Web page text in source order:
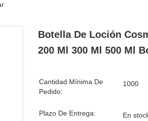
Botella De Loción
200 Ml 300 Ml 500 Ml
Cantidad Mínima De
Pedido:
1000
Plazo De Entrega: En